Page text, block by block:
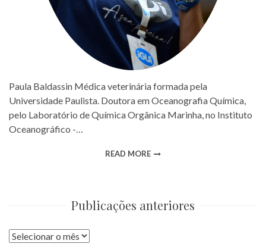
Paula Baldassin Médica veterinária formada pela
Universidade Paulista. Doutora em Oceanografia Química,
pelo Laboratório de Química Orgânica Marinha, no Instituto
Oceanográfico -…
READ MORE
Publicações anteriores
Publicações